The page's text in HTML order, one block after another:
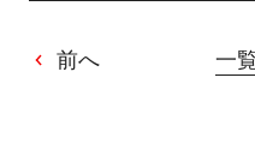
前へ 一